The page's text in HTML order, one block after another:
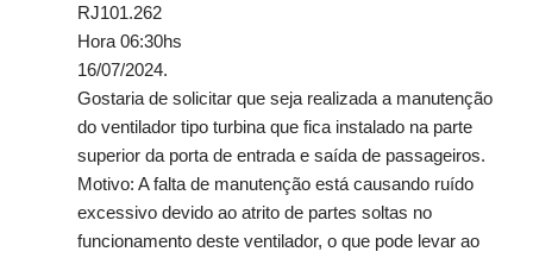
RJ101.262
Hora 06:30hs
16/07/2024.
Gostaria de solicitar que seja realizada a manutenção
do ventilador tipo turbina que fica instalado na parte
superior da porta de entrada e saída de passageiros.
Motivo: A falta de manutenção está causando ruído
excessivo devido ao atrito de partes soltas no
funcionamento deste ventilador, o que pode levar ao